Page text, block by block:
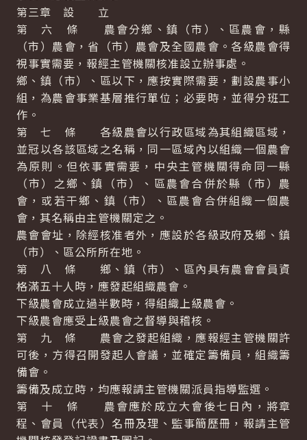
第三章 設 立
第 六 條 農會分鄉、鎮（市）、區農會，縣
（市）農會，省（市）農會及全國農會。各級農會得
視事實需要，報經主管機關核准設立辦事處。
鄉、鎮（市）、區以下，應按實際需要，劃設農事小
組，為農會事業基層推行單位；必要時，並得分班工
作。
第 七 條 各級農會以行政區域為其組織區域，
並冠以各該區域之名稱，同一區域內以組織一個農會
為原則。但依事實需要，中央主管機關得命同一縣
（市）之鄉、鎮（市）、區農會合併於縣（市）農
會，或若干鄉、鎮（市）、區農會合併組織一個農
會，其名稱由主管機關定之。
農會會址，除經核准者外，應設於各級政府及鄉、鎮
（市）、區公所所在地。
第 八 條 鄉、鎮（市）、區內具有農會會員資
格滿五十人時，應發起組織農會。
下級農會成立過半數時，得組織上級農會。
下級農會應受上級農會之督導與稽核。
第 九 條 農會之發起組織，應報經主管機關許
可後，方得召開發起人會議，並確定籌備員，組織籌
備會。
籌備及成立時，均應報請主管機關派員指導監選。
第 十 條 農會應於成立大會後七日內，將章
程、會員（代表）名冊及理、監事簡歷冊，報請主管